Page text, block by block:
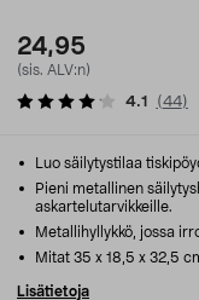
24,95
(sis. ALV:n)
4.1 (44)
Luo säilytystilaa
Pieni metallinen
askartelutarvikkeille.
Metallihyllykkö, jossa
Mitat 35 x 18,5 x 32,5
Lisätietoja